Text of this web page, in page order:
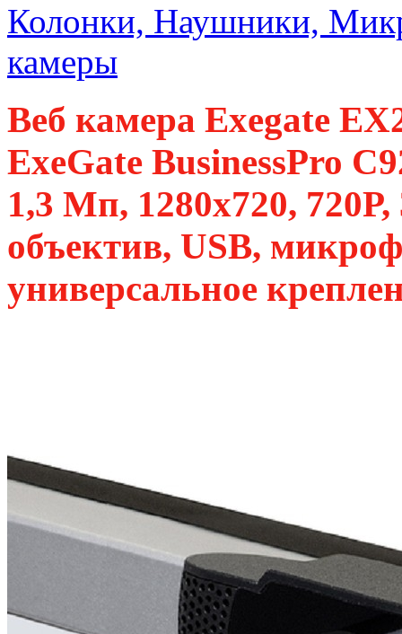
Колонки, Наушники,
камеры
Веб камера Exegate
ExeGate BusinessPro
1,3 Мп, 1280х720,
объектив, USB,
универсальное